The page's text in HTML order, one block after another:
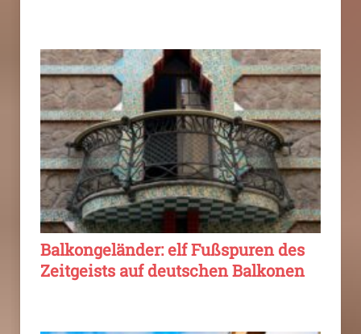
Balkongeländer: elf Fußspuren des
Zeitgeists auf deutschen Balkonen